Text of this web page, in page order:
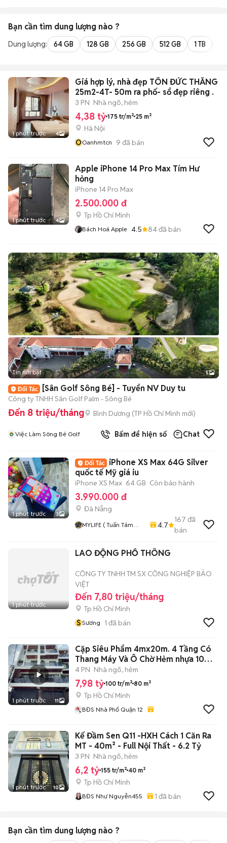
Bạn cần tìm dung lượng nào ?
Dung lượng: 64 GB 128 GB 256 GB 512 GB 1 TB
1 phút trước 4
Giá hợp lý, nhà đẹp TÔN ĐỨC THẮNG
25m2-4T- 50m ra phố- sổ đẹp riêng .
3 PN Nhà ngõ, hẻm
4,38 tỷ 175 tr/m² 25 m²
Hà Nội
OOanhmtcn 9 đã bán
1 phút trước 4
Apple iPhone 14 Pro Max Tím Hư
hỏng
iPhone 14 Pro Max
2.500.000 đ
Tp Hồ Chí Minh
Bách Hoá Apple 4.5 84đã bán
Tin nổi bật 5
[Sân Golf Sông Bé] - Tuyển NV Duy tu
Công ty TNHH Sân Golf Palm - Sông Bé
Đến 8 triệu/tháng Bình Dương (TP Hồ Chí Minh mới)
Việc Làm Sông Bé Golf Bấm để hiện số Chat
1 phút trước 3
iPhone XS Max 64G Silver
quốc tế Mỹ giá iu
iPhone XS Max 64 GB Còn bảo hành
3.990.000 đ
Đà Nẵng
MYLIFE ( Tuấn Tám
MTB, Nokia, Mobiado,
4.7
167 đã
bán
1 phút trước
LAO ĐỘNG PHỔ THÔNG
CÔNG TY TNHH TM SX CÔNG NGHIỆP BẢO
VIỆT
Đến 7,80 triệu/tháng
Tp Hồ Chí Minh
S Sương 1 đã bán
1 phút trước 11
Cặp Siêu Phẩm 4mx20m. 4 Tầng Có
Thang Máy Và Ô Chờ Hẻm nhựa 10m
TCH 10
4 PN Nhà ngõ, hẻm
7,98 tỷ 100 tr/m² 80 m²
Tp Hồ Chí Minh
BĐS Nhà Phố Quận 12
1 phút trước 10
Kế Đầm Sen Q11 -HXH Cách 1 Căn Ra
MT - 40m² - Full Nội Thất - 6.2 Tỷ
3 PN Nhà ngõ, hẻm
6,2 tỷ 155 tr/m² 40 m²
Tp Hồ Chí Minh
BĐS Như Nguyễn455 1 đã bán
Bạn cần tìm dung lượng nào ?